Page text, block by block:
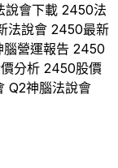
說會下載 2450法
法說會 2450最新
腦營運報告 2450
分析 2450股價
Q2神腦法說會